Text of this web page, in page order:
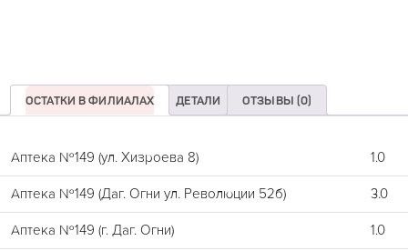
ОСТАТКИ В ФИЛИАЛАХ ДЕТАЛИ ОТЗЫВЫ (0)
Аптека №149 (ул. Хизроева 8) 1.0
Аптека №149 (Даг. Огни ул. Революции 52б) 3.0
Аптека №149 (г. Даг. Огни) 1.0